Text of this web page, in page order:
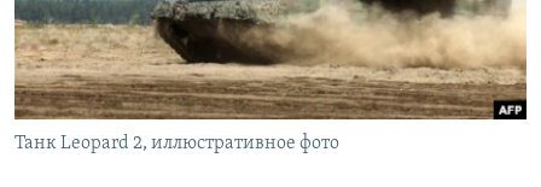
ПОБЕДИТЕЛЕЙ НЕ СУДЯТ?
КРЫМ.НЕПОКОРЕННЫЙ
ELIFBE
УКРАИНСКАЯ ПРОБЛЕМА КРЫМА
ПРИСОЕДИНЯЙТЕСЬ!
Танк Leopard 2, иллюстративное фото